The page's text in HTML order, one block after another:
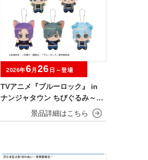
TVアニメ『ブルーロック』 in
ナンジャタウン ちびぐるみ～チ
ャイにゃFes～
2026年6 月 26 日～登場